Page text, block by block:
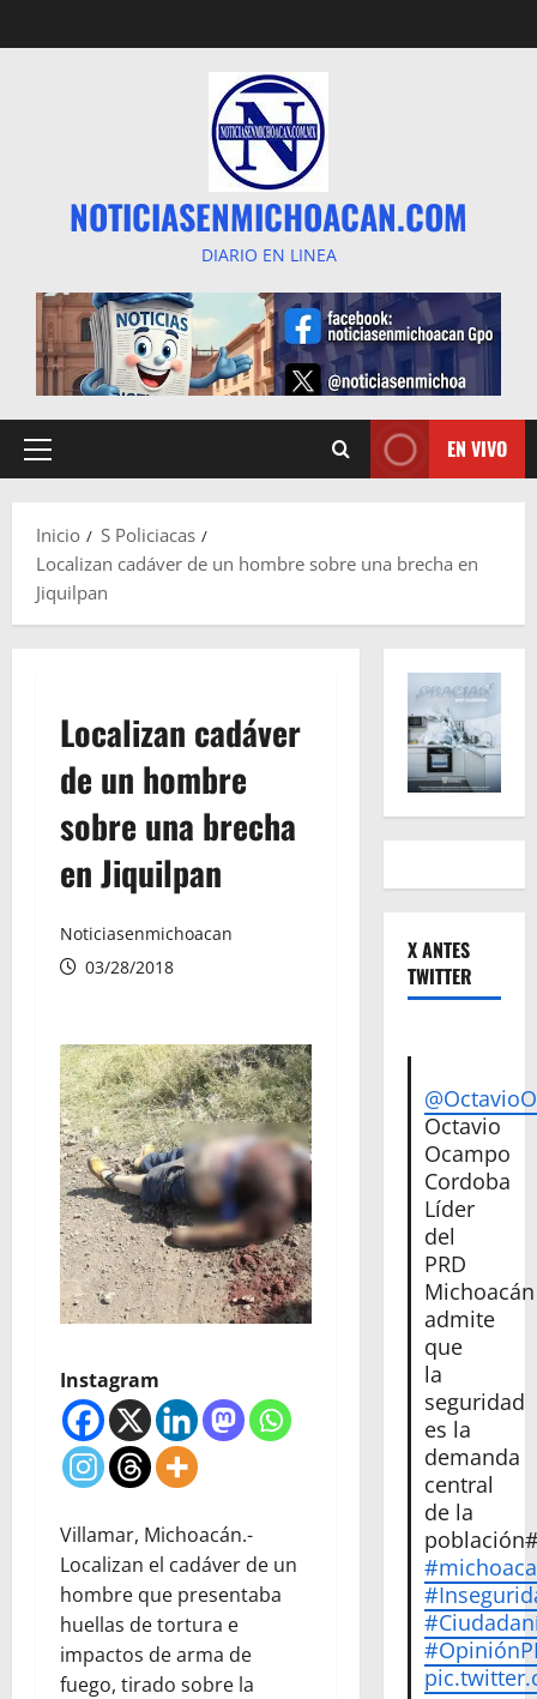
al
NOTICIASENMICHOACAN.COM
DIARIO EN LINEA
Menú
EN VIVO
Inicio
S Policiacas
Localizan cadáver de un hombre sobre una brecha en
Jiquilpan
Localizan cadáver
de un hombre
sobre una brecha
en Jiquilpan
Noticiasenmichoacan
03/28/2018
Instagram
Villamar, Michoacán.-
Localizan el cadáver de un
hombre que presentaba
huellas de tortura e
impactos de arma de
fuego, tirado sobre la
X ANTES
TWITTER
Octavio
Ocampo
Cordoba
Líder
del
PRD
Michoacán
admite
que
la
seguridad
es la
demanda
central
de la